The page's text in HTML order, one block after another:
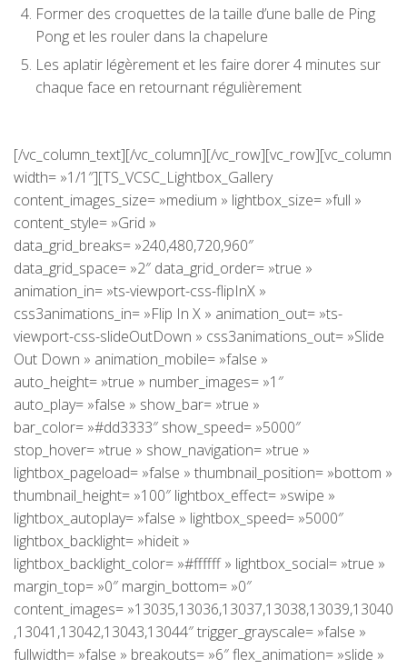
Former des croquettes de la taille d’une balle de Ping
Pong et les rouler dans la chapelure
Les aplatir légèrement et les faire dorer 4 minutes sur
chaque face en retournant régulièrement
[/vc_column_text][/vc_column][/vc_row][vc_row][vc_column
width= »1/1″][TS_VCSC_Lightbox_Gallery
content_images_size= »medium » lightbox_size= »full »
content_style= »Grid »
data_grid_breaks= »240,480,720,960″
data_grid_space= »2″ data_grid_order= »true »
animation_in= »ts-viewport-css-flipInX »
css3animations_in= »Flip In X » animation_out= »ts-
viewport-css-slideOutDown » css3animations_out= »Slide
Out Down » animation_mobile= »false »
auto_height= »true » number_images= »1″
auto_play= »false » show_bar= »true »
bar_color= »#dd3333″ show_speed= »5000″
stop_hover= »true » show_navigation= »true »
lightbox_pageload= »false » thumbnail_position= »bottom »
thumbnail_height= »100″ lightbox_effect= »swipe »
lightbox_autoplay= »false » lightbox_speed= »5000″
lightbox_backlight= »hideit »
lightbox_backlight_color= »#ffffff » lightbox_social= »true »
margin_top= »0″ margin_bottom= »0″
content_images= »13035,13036,13037,13038,13039,13040
,13041,13042,13043,13044″ trigger_grayscale= »false »
fullwidth= »false » breakouts= »6″ flex_animation= »slide »